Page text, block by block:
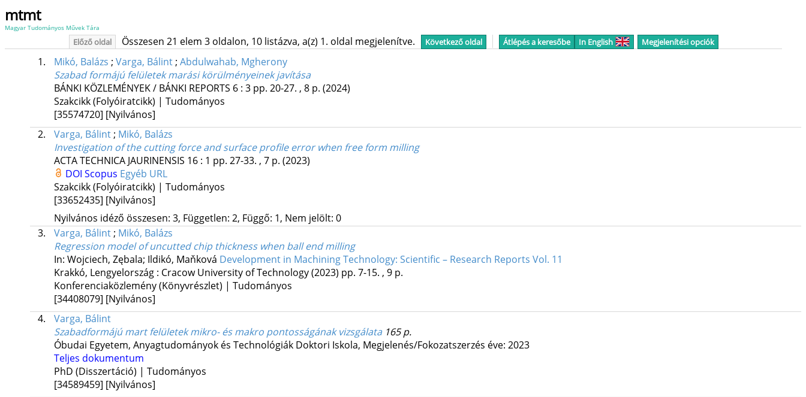
mtmt
Magyar Tudományos Művek Tára
Előző oldal Összesen 21 elem 3 oldalon, 10 listázva, a(z) 1. oldal megjelenítve. Következő oldal Átlépés a keresőbe In English Megjelenítési opciók
1. Mikó, Balázs ; Varga, Bálint; Abdulwahab, Mgherony
Szabad formájú felületek marási körülményeinek javítása
BÁNKI KÖZLEMÉNYEK / BÁNKI REPORTS 6: 3 pp. 20-27. , 8 p. (2024)
Szakcikk (Folyóiratcikk) | Tudományos
[35574720] [Nyilvános]
2.
Varga, Bálint; Mikó, Balázs
Investigation of the cutting force and surface profile error when free form milling
ACTA TECHNICA JAURINENSIS 16: 1 pp. 27-33. , 7 p. (2023)
DOI Scopus Egyéb URL
Szakcikk (Folyóiratcikk) | Tudományos
[33652435] [Nyilvános]
Nyilvános idéző összesen: 3, Független: 2, Függő: 1, Nem jelölt: 0
3.
Varga, Bálint; Mikó, Balázs
Regression model of uncutted chip thickness when ball end milling
In: Wojciech, Zębala; Ildikó, Maňková Development in Machining Technology: Scientific – Research Reports Vol. 11
Krakkó, Lengyelország : Cracow University of Technology(2023) pp. 7-15. , 9 p.
Konferenciaközlemény (Könyvrészlet) | Tudományos
[34408079] [Nyilvános]
4.
Varga, Bálint
Szabadformájú mart felületek mikro- és makro pontosságának vizsgálata165 p.
Óbudai Egyetem, Anyagtudományok és Technológiák Doktori Iskola, Megjelenés/Fokozatszerzés éve: 2023
Teljes dokumentum
PhD (Disszertáció) | Tudományos
[34589459] [Nyilvános]